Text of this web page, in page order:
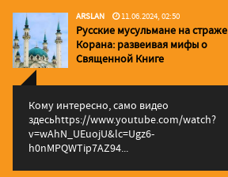
ARSLAN 11.06.2024, 02:50
Русские мусульмане на страже
Корана: pазвеивая мифы о
Священной Книге
Кому интересно, само видео
здесьhttps://www.youtube.com/watch?
v=wAhN_UEuojU&lc=Ugz6-
h0nMPQWTip7AZ94...